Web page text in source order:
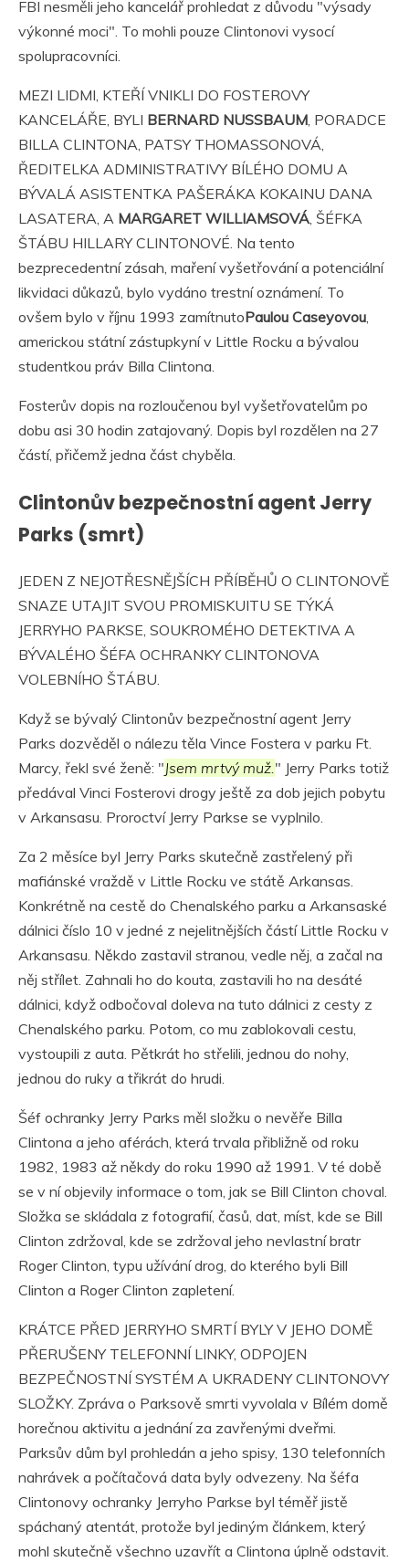
FBI nesměli jeho kancelář prohledat z důvodu "výsady
výkonné moci". To mohli pouze Clintonovi vysocí
spolupracovníci.
MEZI LIDMI, KTEŘÍ VNIKLI DO FOSTEROVY
KANCELÁŘE, BYLI BERNARD NUSSBAUM , PORADCE
BILLA CLINTONA, PATSY THOMASSONOVÁ,
ŘEDITELKA ADMINISTRATIVY BÍLÉHO DOMU A
BÝVALÁ ASISTENTKA PAŠERÁKA KOKAINU DANA
LASATERA, A MARGARET WILLIAMSOVÁ , ŠÉFKA
ŠTÁBU HILLARY CLINTONOVÉ. Na tento
bezprecedentní zásah, maření vyšetřování a potenciální
likvidaci důkazů, bylo vydáno trestní oznámení. To
ovšem bylo v říjnu 1993 zamítnutoPaulou Caseyovou
americkou státní zástupkyní v Little Rocku a bývalou
studentkou práv Billa Clintona.
Fosterův dopis na rozloučenou byl vyšetřovatelům po
dobu asi 30 hodin zatajovaný. Dopis byl rozdělen na 27
částí, přičemž jedna část chyběla.
Clintonův bezpečnostní agent Jerry
Parks (smrt)
JEDEN Z NEJOTŘESNĚJŠÍCH PŘÍBĚHŮ O CLINTONOVĚ
SNAZE UTAJIT SVOU PROMISKUITU SE TÝKÁ
JERRYHO PARKSE, SOUKROMÉHO DETEKTIVA A
BÝVALÉHO ŠÉFA OCHRANKY CLINTONOVA
VOLEBNÍHO ŠTÁBU.
Když se bývalý Clintonův bezpečnostní agent Jerry
Parks dozvěděl o nálezu těla Vince Fostera v parku Ft.
Marcy, řekl své ženě: "Jsem mrtvý muž." Jerry Parks totiž
předával Vinci Fosterovi drogy ještě za dob jejich pobytu
v Arkansasu. Proroctví Jerry Parkse se vyplnilo.
Za 2 měsíce byl Jerry Parks skutečně zastřelený při
mafiánské vraždě v Little Rocku ve státě Arkansas.
Konkrétně na cestě do Chenalského parku a Arkansaské
dálnici číslo 10 v jedné z nejelitnějších částí Little Rocku v
Arkansasu. Někdo zastavil stranou, vedle něj, a začal na
něj střílet. Zahnali ho do kouta, zastavili ho na desáté
dálnici, když odbočoval doleva na tuto dálnici z cesty z
Chenalského parku. Potom, co mu zablokovali cestu,
vystoupili z auta. Pětkrát ho střelili, jednou do nohy,
jednou do ruky a třikrát do hrudi.
Šéf ochranky Jerry Parks měl složku o nevěře Billa
Clintona a jeho aférách, která trvala přibližně od roku
1982, 1983 až někdy do roku 1990 až 1991. V té době
se v ní objevily informace o tom, jak se Bill Clinton choval.
Složka se skládala z fotografií, časů, dat, míst, kde se Bill
Clinton zdržoval, kde se zdržoval jeho nevlastní bratr
Roger Clinton, typu užívání drog, do kterého byli Bill
Clinton a Roger Clinton zapletení.
KRÁTCE PŘED JERRYHO SMRTÍ BYLY V JEHO DOMĚ
PŘERUŠENY TELEFONNÍ LINKY, ODPOJEN
BEZPEČNOSTNÍ SYSTÉM A UKRADENY CLINTONOVY
SLOŽKY. Zpráva o Parksově smrti vyvolala v Bílém domě
horečnou aktivitu a jednání za zavřenými dveřmi.
Parksův dům byl prohledán a jeho spisy, 130 telefonních
nahrávek a počítačová data byly odvezeny. Na šéfa
Clintonovy ochranky Jerryho Parkse byl téměř jistě
spáchaný atentát, protože byl jediným článkem, který
mohl skutečně všechno uzavřít a Clintona úplně odstavit.